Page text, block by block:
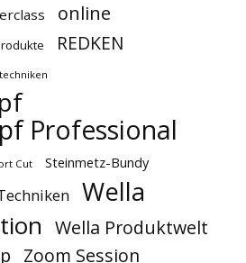
online
REDKEN
Professional
Cut Steinmetz-Bundy
Wella
Wella Produktwelt
Zoom Session